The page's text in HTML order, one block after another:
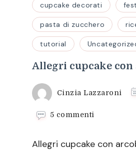
cupcake decorati
pasta di zucchero
tutorial
Allegri cupcake con
Cinzia Lazzaroni
5 commenti
con
Allegri cupcake con